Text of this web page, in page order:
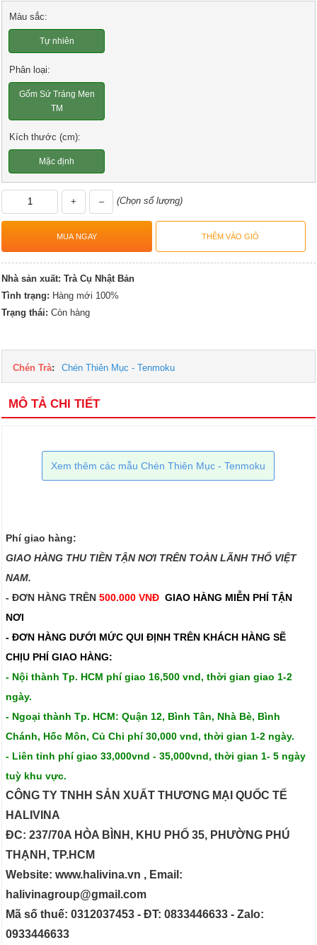
Màu sắc:
Tự nhiên
Phân loại:
Gốm Sứ Tráng Men
TM
Kích thước (cm):
Mặc định
+ – (Chọn số lượng)
Nhà sản xuất: Trà Cụ Nhật Bản
Tình trạng: Hàng mới 100%
Trạng thái:Còn hàng
Chén Trà: Chén Thiên Mục - Tenmoku
MÔ TẢ CHI TIẾT
Xem thêm các mẫu Chén Thiên Mục - Tenmoku
Phí giao hàng:
GIAO HÀNG THU TIỀN TẬN NƠI TRÊN TOÀN LÃNH THỔ VIỆT
NAM.​​
- ĐƠN HÀNG TRÊN500.000 VNĐ GIAO HÀNG MIỄN PHÍ TẬN
NƠI
- ĐƠN HÀNG DƯỚI MỨC QUI ĐỊNH TRÊN KHÁCH HÀNG SẼ
CHỊU PHÍ GIAO HÀNG:
- Nội thành Tp. HCM phí giao 16,500 vnd, thời gian giao 1-2
ngày.
- Ngoại thành Tp. HCM: Quận 12, Bình Tân, Nhà Bè, Bình
Chánh, Hốc Môn, Củ Chi phí 30,000 vnd, thời gian 1-2 ngày.
- Liên tỉnh phí giao 33,000vnd - 35,000vnd, thời gian 1- 5 ngày
tuỳ khu vực.
CÔNG TY TNHH SẢN XUẤT THƯƠNG MẠI QUỐC TẾ
HALIVINA
ĐC: 237/70A HÒA BÌNH, KHU PHỐ 35, PHƯỜNG PHÚ
THẠNH, TP.HCM
Website: www.halivina.vn , Email:
halivinagroup@gmail.com
Mã số thuế: 0312037453 - ĐT: 0833446633 - Zalo:
0933446633